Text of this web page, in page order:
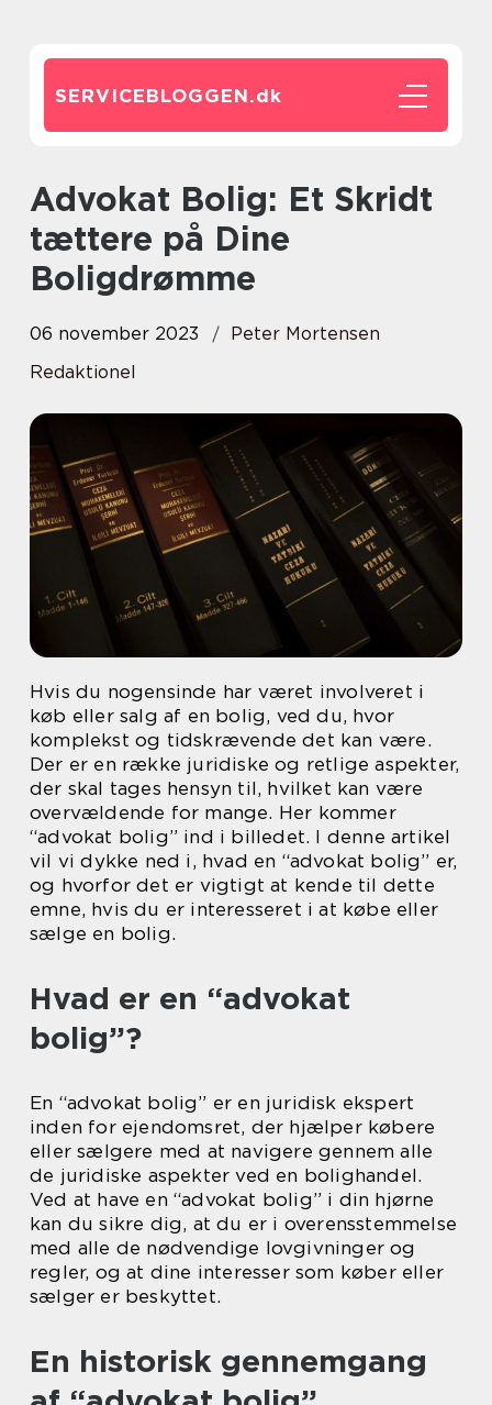
SERVICEBLOGGEN.dk
Advokat Bolig: Et Skridt
tættere på Dine
Boligdrømme
06 november 2023
Peter Mortensen
Redaktionel
Hvis du nogensinde har været involveret i
køb eller salg af en bolig, ved du, hvor
komplekst og tidskrævende det kan være.
Der er en række juridiske og retlige aspekter,
der skal tages hensyn til, hvilket kan være
overvældende for mange. Her kommer
“advokat bolig” ind i billedet. I denne artikel
vil vi dykke ned i, hvad en “advokat bolig” er,
og hvorfor det er vigtigt at kende til dette
emne, hvis du er interesseret i at købe eller
sælge en bolig.
Hvad er en “advokat
bolig”?
En “advokat bolig” er en juridisk ekspert
inden for ejendomsret, der hjælper købere
eller sælgere med at navigere gennem alle
de juridiske aspekter ved en bolighandel.
Ved at have en “advokat bolig” i din hjørne
kan du sikre dig, at du er i overensstemmelse
med alle de nødvendige lovgivninger og
regler, og at dine interesser som køber eller
sælger er beskyttet.
En historisk gennemgang